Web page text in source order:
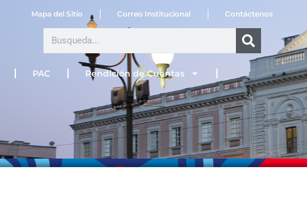
Mapa del Sitio Correo Institucional Contáctenos
PAC Rendición de Cuentas